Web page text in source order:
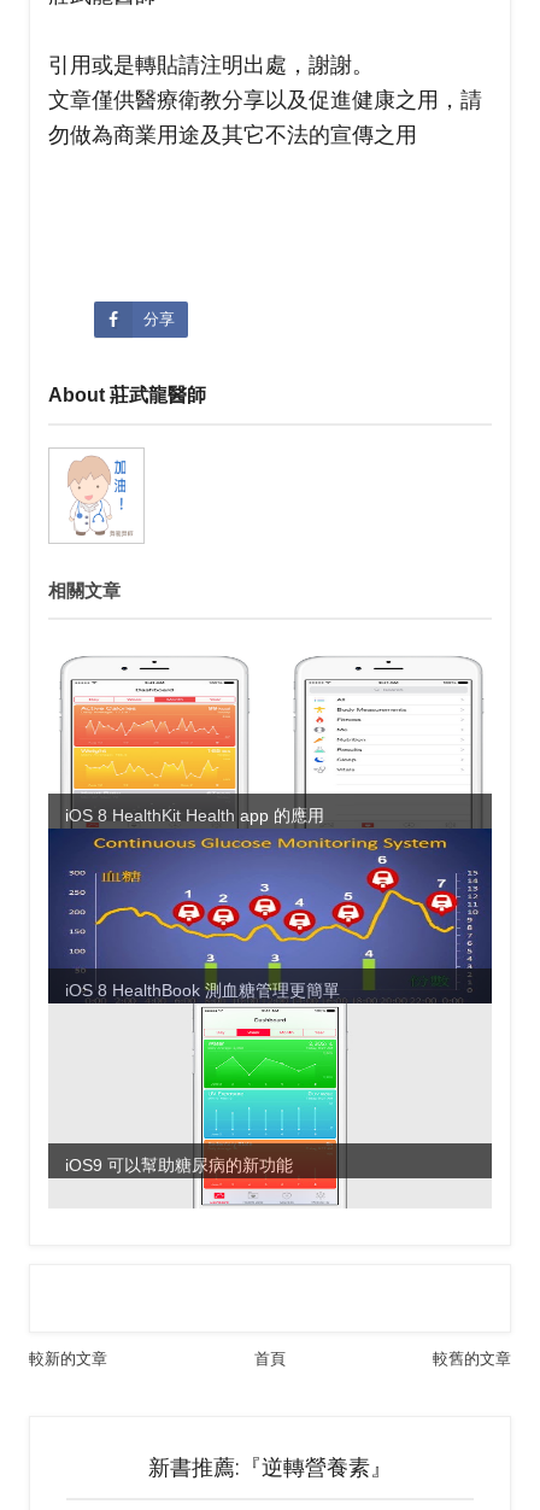
引用或是轉貼請注明出處，謝謝。
文章僅供醫療衛教分享以及促進健康之用，請
勿做為商業用途及其它不法的宣傳之用
分享
About 莊武龍醫師
相關文章
iOS 8 HealthKit Health app 的應用
iOS 8 HealthBook 測血糖管理更簡單
iOS9 可以幫助糖尿病的新功能
較新的文章 較舊的文章
首頁
新書推薦:『逆轉營養素』